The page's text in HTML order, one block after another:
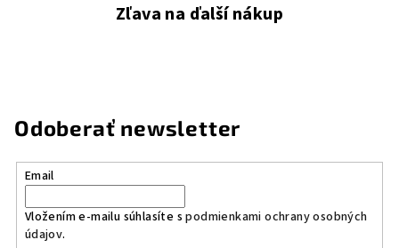
Zľava na ďalší nákup
Odoberať newsletter
Email
Vložením e-mailu súhlasíte spodmienkami ochrany osobných
údajov.